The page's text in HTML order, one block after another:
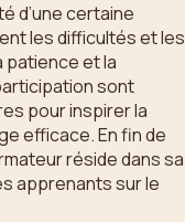
d’une certaine
les difficultés et les
patience et la
sont
pour inspirer la
efficace. En fin de
réside dans sa
apprenants sur le